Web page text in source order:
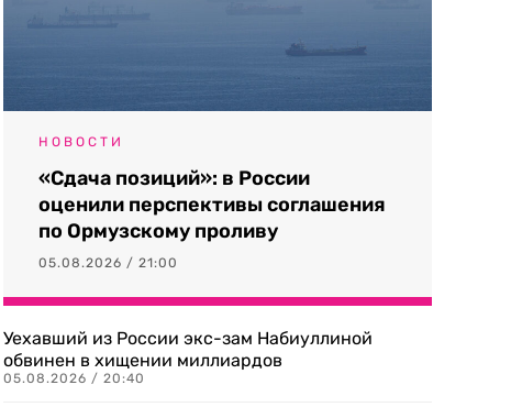
НОВОСТИ
«Сдача позиций»: в России
оценили перспективы соглашения
по Ормузскому проливу
05.08.2026 / 21:00
Уехавший из России экс-зам Набиуллиной
обвинен в хищении миллиардов
05.08.2026 / 20:40